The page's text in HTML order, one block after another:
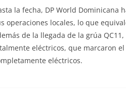
la fecha, DP World Dominicana
operaciones locales, lo que
de la llegada de la grúa
eléctricos, que marcaron
eléctricos.